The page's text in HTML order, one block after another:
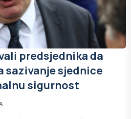
predsjednika da
sazivanje sjednice
sigurnost